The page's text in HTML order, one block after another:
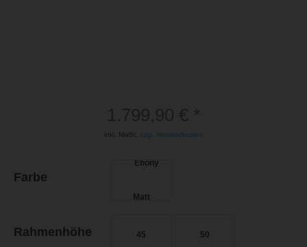
inkl. MwSt. zzgl. Versandkosten
Farbe
Rahmenhöhe 45 50